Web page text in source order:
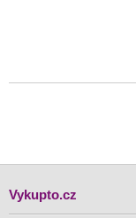
Vykupto.cz